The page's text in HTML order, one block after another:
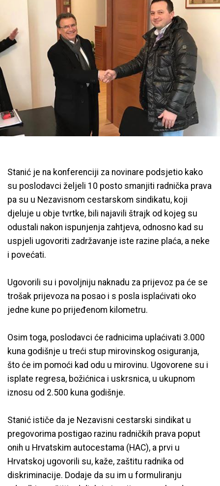
Stanić je na konferenciji za novinare podsjetio kako
su poslodavci željeli 10 posto smanjiti radnička prava
pa su u Nezavisnom cestarskom sindikatu, koji
djeluje u obje tvrtke, bili najavili štrajk od kojeg su
odustali nakon ispunjenja zahtjeva, odnosno kad su
uspjeli ugovoriti zadržavanje iste razine plaća, a neke
i povećati.
Ugovorili su i povoljniju naknadu za prijevoz pa će se
trošak prijevoza na posao i s posla isplaćivati oko
jedne kune po prijeđenom kilometru.
Osim toga, poslodavci će radnicima uplaćivati 3.000
kuna godišnje u treći stup mirovinskog osiguranja,
što će im pomoći kad odu u mirovinu. Ugovorene su i
isplate regresa, božićnica i uskrsnica, u ukupnom
iznosu od 2.500 kuna godišnje.
Stanić ističe da je Nezavisni cestarski sindikat u
pregovorima postigao razinu radničkih prava poput
onih u Hrvatskim autocestama (HAC), a prvi u
Hrvatskoj ugovorili su, kaže, zaštitu radnika od
diskriminacije. Dodaje da su im u formuliranju